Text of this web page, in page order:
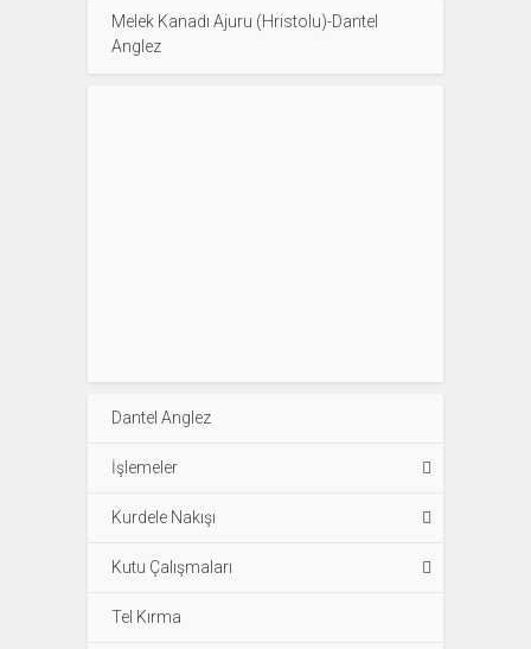
Melek Kanadı Ajuru (Hristolu)-Dantel
Anglez
Dantel Anglez
İşlemeler
Kurdele Nakışı
Kutu Çalışmaları
Tel Kırma